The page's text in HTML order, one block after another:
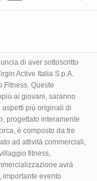
di aver sottoscritto
Active Italia S.p.A.
Fitness. Queste
ai giovani, saranno
più originali di
progettato interamente
è composto da tre
ad attività commerciali,
fitness,
avrà
evento